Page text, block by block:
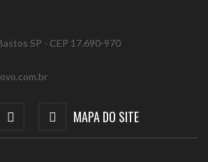
SP - CEP 17.690-970
MAPA DO SITE